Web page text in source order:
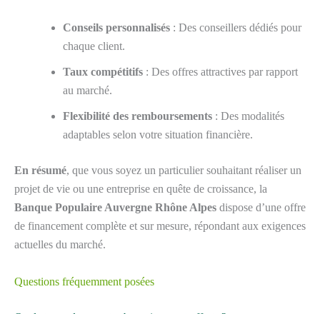
Conseils personnalisés : Des conseillers dédiés pour
chaque client.
Taux compétitifs : Des offres attractives par rapport
au marché.
Flexibilité des remboursements : Des modalités
adaptables selon votre situation financière.
En résumé, que vous soyez un particulier souhaitant réaliser un
projet de vie ou une entreprise en quête de croissance, la
Banque Populaire Auvergne Rhône Alpes dispose d’une offre
de financement complète et sur mesure, répondant aux exigences
actuelles du marché.
Questions fréquemment posées